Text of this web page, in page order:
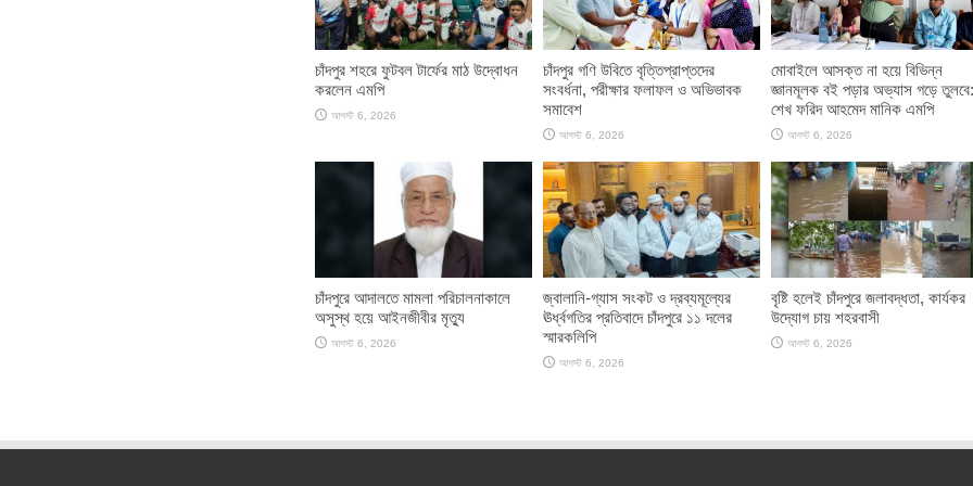
চাঁদপুর শহরে ফুটবল টার্ফের মাঠ উদ্বোধন
করলেন এমপি
আগস্ট 6, 2026
চাঁদপুর গণি উবিতে বৃত্তিপ্রাপ্তদের
সংবর্ধনা, পরীক্ষার ফলাফল ও অভিভাবক
সমাবেশ
আগস্ট 6, 2026
মোবাইলে আসক্ত না হয়ে বিভিন্ন
জ্ঞানমূলক বই পড়ার অভ্যাস গড়ে তুলবে:
শেখ ফরিদ আহমেদ মানিক এমপি
আগস্ট 6, 2026
চাঁদপুরে আদালতে মামলা পরিচালনাকালে
অসুস্থ হয়ে আইনজীবীর মৃত্যু
আগস্ট 6, 2026
জ্বালানি-গ্যাস সংকট ও দ্রব্যমূল্যের
ঊর্ধ্বগতির প্রতিবাদে চাঁদপুরে ১১ দলের
স্মারকলিপি
আগস্ট 6, 2026
বৃষ্টি হলেই চাঁদপুরে জলাবদ্ধতা, কার্যকর
উদ্যোগ চায় শহরবাসী
আগস্ট 6, 2026